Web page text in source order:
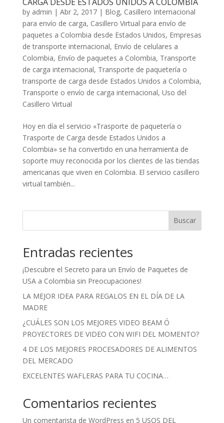
by admin | Abr 2, 2017| Blog, Casillero Internacional
para envío de carga, Casillero Virtual para envío de
paquetes a Colombia desde Estados Unidos, Empresas
de transporte internacional, Envío de celulares a
Colombia, Envío de paquetes a Colombia, Transporte
de carga internacional, Transporte de paquetería o
transporte de carga desde Estados Unidos a Colombia,
Transporte o envío de carga internacional, Uso del
Casillero Virtual
Hoy en día el servicio «Trasporte de paquetería o
Trasporte de Carga desde Estados Unidos a
Colombia» se ha convertido en una herramienta de
soporte muy reconocida por los clientes de las tiendas
americanas que viven en Colombia. El servicio casillero
virtual también...
Buscar
Entradas recientes
¡Descubre el Secreto para un Envío de Paquetes de
USA a Colombia sin Preocupaciones!
LA MEJOR IDEA PARA REGALOS EN EL DÍA DE LA
MADRE
¿CUÁLES SON LOS MEJORES VIDEO BEAM Ó
PROYECTORES DE VIDEO CON WIFI DEL MOMENTO?
4 DE LOS MEJORES PROCESADORES DE ALIMENTOS
DEL MERCADO
EXCELENTES WAFLERAS PARA TU COCINA…
Comentarios recientes
Un comentarista de WordPress en 5 USOS DEL